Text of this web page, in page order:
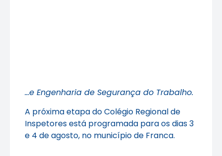
…e Engenharia de Segurança do Trabalho.
A próxima etapa do Colégio Regional de
Inspetores está programada para os dias 3
e 4 de agosto, no município de Franca.